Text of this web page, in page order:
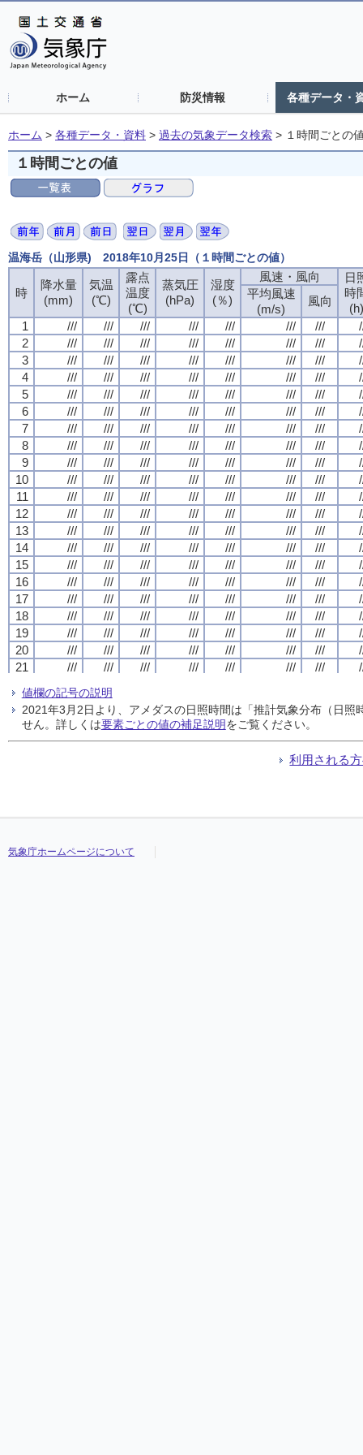
ホーム 防災情報 各種データ・
ホーム > 各種データ・資料 > 過去の気象データ検索 > １時間ごとの
１時間ごとの値
温海岳（山形県) 2018年10月25日（１時間ごとの値）
時
降水量
(mm)
気温
(℃)
露点
温度
(℃)
蒸気圧
(hPa)
湿度
(％)
風速・風向
日
時
(h)
平均風速
(m/s)
風向
1
/// /// /// /// /// /// ///
2
/// /// /// /// /// /// ///
3
/// /// /// /// /// /// ///
4
/// /// /// /// /// /// ///
5
/// /// /// /// /// /// ///
6
/// /// /// /// /// /// ///
7
/// /// /// /// /// /// ///
8
/// /// /// /// /// /// ///
9
/// /// /// /// /// /// ///
10
/// /// /// /// /// /// ///
11
/// /// /// /// /// /// ///
12
/// /// /// /// /// /// ///
13
/// /// /// /// /// /// ///
14
/// /// /// /// /// /// ///
15
/// /// /// /// /// /// ///
16
/// /// /// /// /// /// ///
17
/// /// /// /// /// /// ///
18
/// /// /// /// /// /// ///
19
/// /// /// /// /// /// ///
20
/// /// /// /// /// /// ///
21
/// /// /// /// /// /// ///
23
/// /// ///
24
/// /// /// /// /// /// ///
時
降水量
(mm)
気温
(℃)
露点
温度
(℃)
蒸気圧
(hPa)
湿度
(％)
風速・風向
日
時
(h)
平均風速
(m/s)
風向
1
/// /// /// /// /// /// ///
2
/// /// /// /// /// /// ///
3
/// /// /// /// /// /// ///
4
/// /// /// /// /// /// ///
5
/// /// /// /// /// /// ///
6
/// /// /// /// /// /// ///
7
/// /// /// /// /// /// ///
8
/// /// /// /// /// /// ///
9
/// /// /// /// /// /// ///
10
/// /// /// /// /// /// ///
11
/// /// /// /// /// /// ///
12
/// /// /// /// /// /// ///
13
/// /// /// /// /// /// ///
14
/// /// /// /// /// /// ///
15
/// /// /// /// /// /// ///
16
/// /// /// /// /// /// ///
17
/// /// /// /// /// /// ///
18
/// /// /// /// /// /// ///
19
/// /// /// /// /// /// ///
20
/// /// /// /// /// /// ///
21
/// /// /// /// /// /// ///
23
/// /// ///
24
/// /// /// /// /// /// ///
時
降水量
(mm)
気温
(℃)
露点
温度
(℃)
蒸気圧
(hPa)
湿度
(％)
風速・風向
日
時
(h)
平均風速
(m/s)
風向
1
/// /// /// /// /// /// ///
2
/// /// /// /// /// /// ///
3
/// /// /// /// /// /// ///
4
/// /// /// /// /// /// ///
5
/// /// /// /// /// /// ///
6
/// /// /// /// /// /// ///
7
/// /// /// /// /// /// ///
8
/// /// /// /// /// /// ///
9
/// /// /// /// /// /// ///
10
/// /// /// /// /// /// ///
11
/// /// /// /// /// /// ///
12
/// /// /// /// /// /// ///
13
/// /// /// /// /// /// ///
14
/// /// /// /// /// /// ///
15
/// /// /// /// /// /// ///
16
/// /// /// /// /// /// ///
17
/// /// /// /// /// /// ///
18
/// /// /// /// /// /// ///
19
/// /// /// /// /// /// ///
20
/// /// /// /// /// /// ///
21
/// /// /// /// /// /// ///
23
/// /// ///
24
/// /// /// /// /// /// ///
時
降水量
(mm)
気温
(℃)
露点
温度
(℃)
蒸気圧
(hPa)
湿度
(％)
風速・風向
日
時
(h)
平均風速
(m/s)
風向
1
/// /// /// /// /// /// ///
2
/// /// /// /// /// /// ///
3
/// /// /// /// /// /// ///
4
/// /// /// /// /// /// ///
5
/// /// /// /// /// /// ///
6
/// /// /// /// /// /// ///
7
/// /// /// /// /// /// ///
8
/// /// /// /// /// /// ///
9
/// /// /// /// /// /// ///
10
/// /// /// /// /// /// ///
11
/// /// /// /// /// /// ///
12
/// /// /// /// /// /// ///
13
/// /// /// /// /// /// ///
14
/// /// /// /// /// /// ///
15
/// /// /// /// /// /// ///
16
/// /// /// /// /// /// ///
17
/// /// /// /// /// /// ///
18
/// /// /// /// /// /// ///
19
/// /// /// /// /// /// ///
20
/// /// /// /// /// /// ///
21
/// /// /// /// /// /// ///
23
/// /// ///
24
/// /// /// /// /// /// ///
値欄の記号の説明
2021年3月2日より、アメダスの日照時間は「推計気象分布（日
せん。詳しくは要素ごとの値の補足説明をご覧ください。
利用される
気象庁ホームページについて